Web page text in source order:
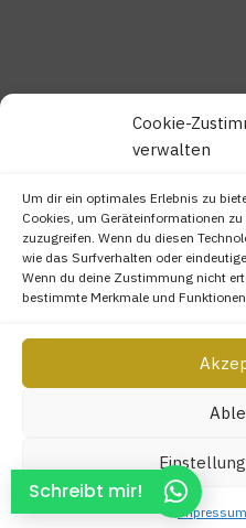
Cookie-
verwalten
Um dir ein optimales Erlebnis zu
Cookies, um Geräteinformationen
zuzugreifen. Wenn du diesen
wie das Surfverhalten oder
Wenn du deine Zustimmung nicht
bestimmte Merkmale und
impressum
Copyright © 2026 professionell
Schreibt mir!